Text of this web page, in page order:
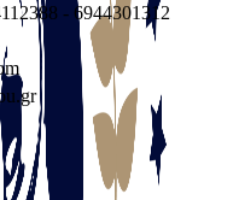
- 6944301312